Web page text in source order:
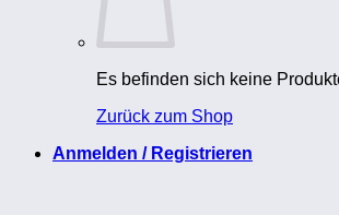
Es befinden sich keine
Zurück zum Shop
Anmelden / Registrieren